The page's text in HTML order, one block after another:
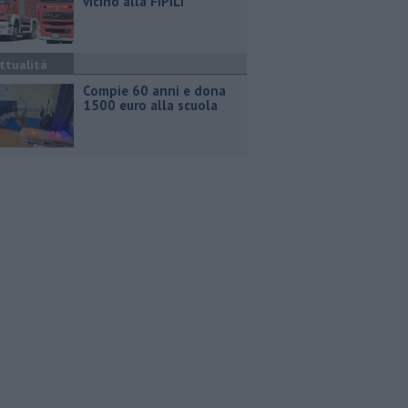
Compie 60 anni e dona
1500 euro alla scuola